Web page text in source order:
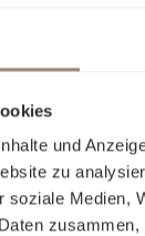
und
zu
soziale Medien,